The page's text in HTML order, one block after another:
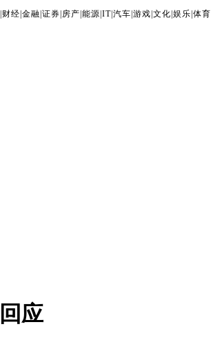
财经 金融 证券 房产 能源 IT| 汽车 游戏 文化 娱乐 体育
应